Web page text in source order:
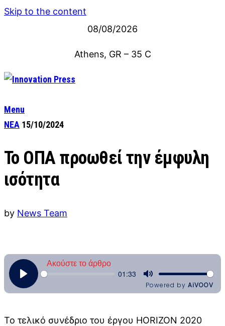
Skip to the content
08/08/2026
Athens, GR – 35 C
Menu
ΝΕΑ 15/10/2024
Το ΟΠΑ προωθεί την έμφυλη
ισότητα
by News Team
Το τελικό συνέδριο του έργου HORIZON 2020